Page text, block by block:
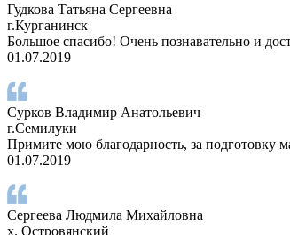
Гудкова Татьяна Сергеевна
г.Курганинск
Большое спасибо! Очень познавательно и
01.07.2019
Сурков Владимир Анатольевич
г.Семилуки
Примите мою благодарность, за подготовку
01.07.2019
Сергеева Людмила Михайловна
х. Островянский